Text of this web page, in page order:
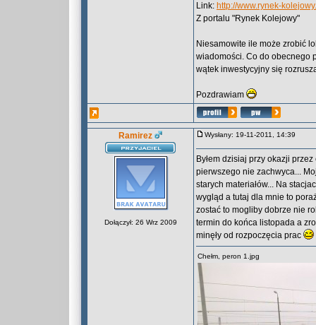
Link: http://www.rynek-
Z portalu "Rynek Kolejowy"
Niesamowite ile może zrobić
wiadomości. Co do obecnego
wątek inwestycyjny się
Pozdrawiam
Ramirez
Dołączył: 26 Wrz 2009
Wysłany: 19-11-2011, 14:39
Byłem dzisiaj przy okazji
pierwszego nie zachwyca...
starych materiałów... Na
wygląd a tutaj dla mnie to
zostać to mogliby dobrze nie
termin do końca listopada a
minęły od rozpoczęcia prac
Chełm, peron 1.jpg